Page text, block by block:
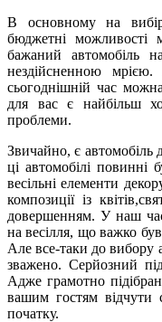
В основному на вибір
бюджетні
бажаний автомобіль
нездійсненною
сьогоднішній час
для вас є найбільш
проблеми.
Звичайно, є автомобіль
ці автомобілі
весільні елементи
композиції із
довершенням. У наш час
на весілля, що важко
Але все-таки до вибору
зважено. Серйозний
Адже грамотно
вашим гостям відчути
початку.